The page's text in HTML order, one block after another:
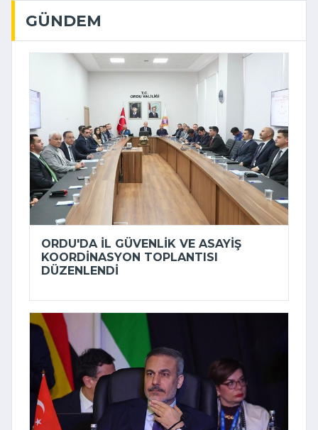
GÜNDEM
ORDU'DA İL GÜVENLIK VE ASAYIŞ
KOORDINASYON TOPLANTISI
DÜZENLENDI